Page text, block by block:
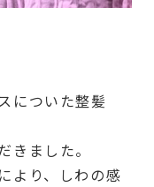
についた整髪
きました。
より、しわの感